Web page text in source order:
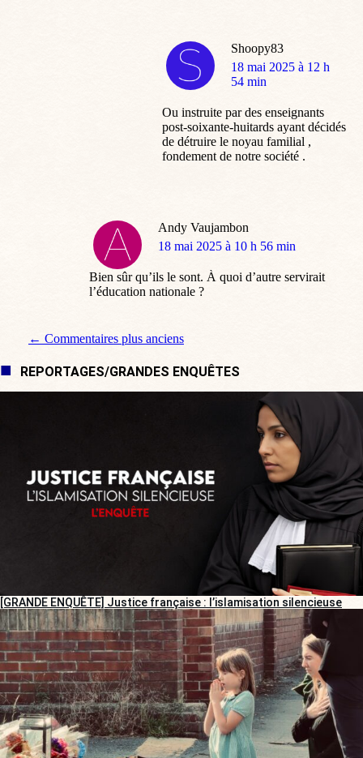
Shoopy83
dit
:
18 mai 2025 à 12 h
54 min
Ou instruite par des enseignants
post-soixante-huitards ayant décidés
de détruire le noyau familial ,
fondement de notre société .
Andy Vaujambon
dit
18 mai 2025 à 10 h 56 min
Bien sûr qu’ils le sont. À quoi d’autre servirait
l’éducation nationale ?
Navigation de commentaire
← Commentaires plus anciens
REPORTAGES/GRANDES ENQUÊTES
[GRANDE ENQUÊTE] Justice française : l’islamisation silencieuse